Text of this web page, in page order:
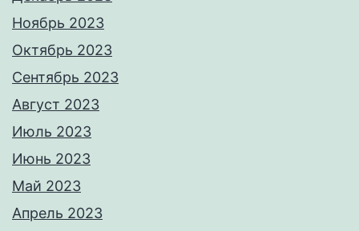
Ноябрь 2023
Октябрь 2023
Сентябрь 2023
Август 2023
Июль 2023
Июнь 2023
Май 2023
Апрель 2023